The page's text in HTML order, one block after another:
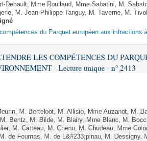
Dehault, Mme Roullaud, Mme Sabatini, M.
M. Jean-Philippe Tanguy, M. Taverne, M.
du Parquet européen aux infractions
LES COMPÉTENCES DU
- Lecture unique - n° 2413
M. Berteloot, M. Allisio, Mme Auzanot, M.
Bentz, M. Bilde, M. Blairy, Mme Blanc, M.
M. Catteau, M. Chenu, M. Chudeau, Mme
de Fournas, M. de L&#233;pinau, M. Dessigny,